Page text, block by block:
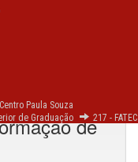
Paula Souza
de Graduação
217 -
de
para
de